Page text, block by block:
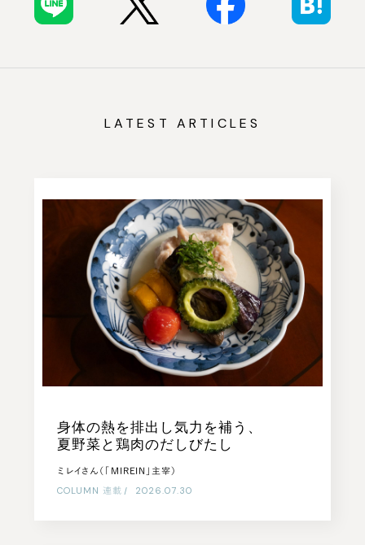
LATEST ARTICLES
COLUMN 連載 | 2026.07.30
身体の熱を排出し気力を補う、
夏野菜と鶏肉のだしびたし
ミレイさん（「MIREIN」主宰）